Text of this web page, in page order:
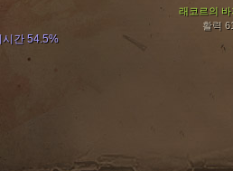
래코르의 바
활력
시간 54.5%